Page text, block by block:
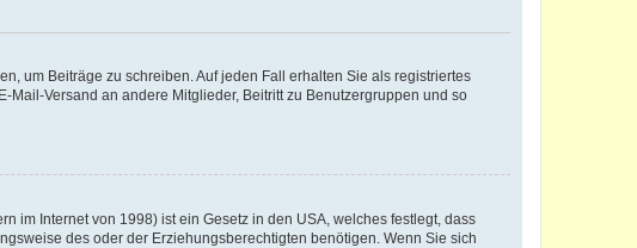
um Beiträge zu schreiben. Auf jeden Fall erhalten Sie als registriertes
Mail-Versand an andere Mitglieder, Beitritt zu Benutzergruppen und so
im Internet von 1998) ist ein Gesetz in den USA, welches festlegt, dass
des oder der Erziehungsberechtigten benötigen. Wenn Sie sich